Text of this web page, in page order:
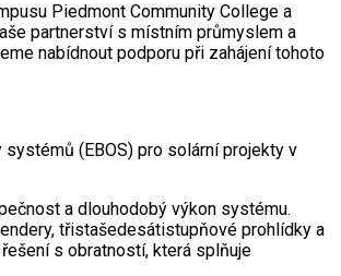
Piedmont Community College a
partnerství s místním průmyslem a
nabídnout podporu při zahájení tohoto
(EBOS) pro solární projekty v
a dlouhodobý výkon systému.
třistašedesátistupňové prohlídky a
s obratností, která splňuje